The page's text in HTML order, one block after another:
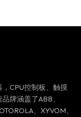
CPU控制板、触摸
牌涵盖了ABB、
、XYVOM、